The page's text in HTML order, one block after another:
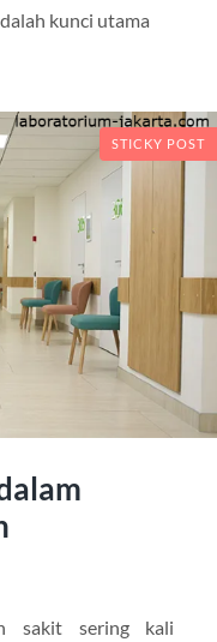
kunci utama
STICKY POST
sakit sering kali